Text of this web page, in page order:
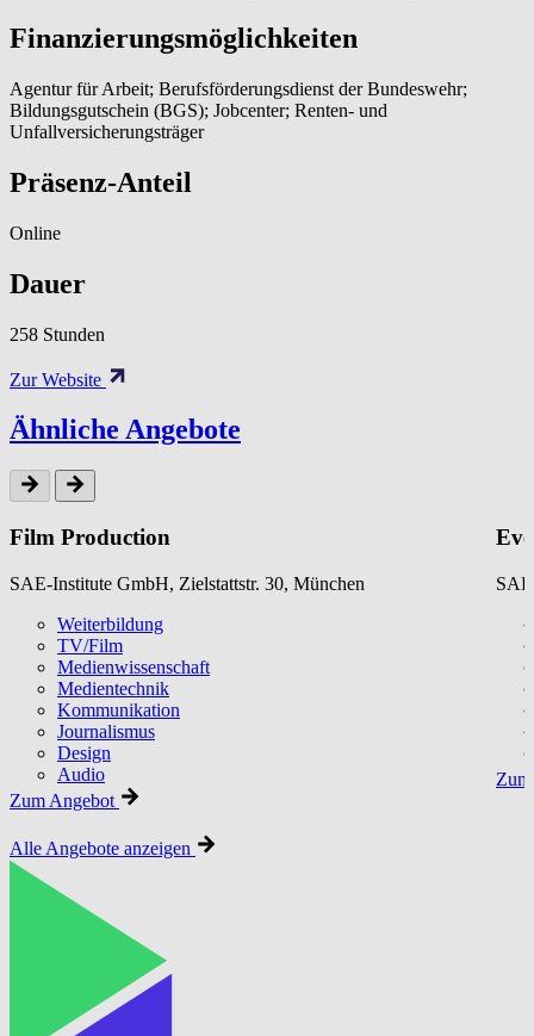
Finanzierungsmöglichkeiten
Agentur für Arbeit; Berufsförderungsdienst der Bundeswehr;
Bildungsgutschein (BGS); Jobcenter; Renten- und
Unfallversicherungsträger
Präsenz-Anteil
Online
Dauer
258 Stunden
Zur Website
Ähnliche Angebote
Film Production
SAE-Institute GmbH, Zielstattstr. 30, München
Weiterbildung
TV/Film
Medienwissenschaft
Medientechnik
Kommunikation
Journalismus
Design
Audio
Zum Angebot
Alle Angebote anzeigen